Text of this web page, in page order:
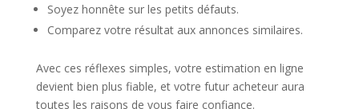
Soyez honnête sur les petits défauts.
Comparez votre résultat aux annonces similaires.
Avec ces réflexes simples, votre estimation en ligne
devient bien plus fiable, et votre futur acheteur aura
toutes les raisons de vous faire confiance.